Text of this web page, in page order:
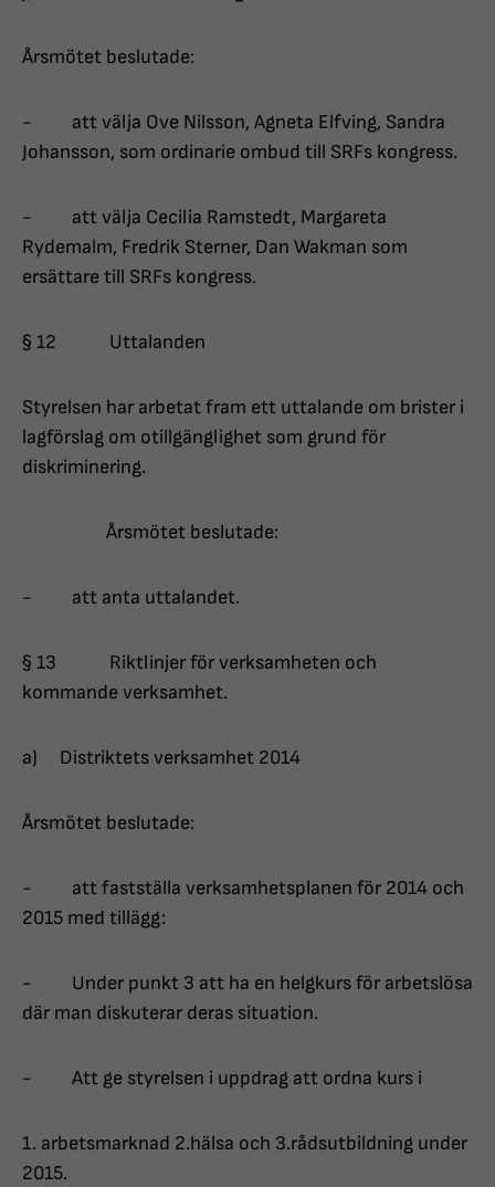
Årsmötet beslutade:
- att välja Ove Nilsson, Agneta Elfving, Sandra
Johansson, som ordinarie ombud till SRFs kongress.
- att välja Cecilia Ramstedt, Margareta
Rydemalm, Fredrik Sterner, Dan Wakman som
ersättare till SRFs kongress.
§ 12 Uttalanden
Styrelsen har arbetat fram ett uttalande om brister i
lagförslag om otillgänglighet som grund för
diskriminering.
Årsmötet beslutade:
- att anta uttalandet.
§ 13 Riktlinjer för verksamheten och
kommande verksamhet.
a) Distriktets verksamhet 2014
Årsmötet beslutade:
- att fastställa verksamhetsplanen för 2014 och
2015 med tillägg:
- Under punkt 3 att ha en helgkurs för arbetslösa
där man diskuterar deras situation.
- Att ge styrelsen i uppdrag att ordna kurs i
1. arbetsmarknad 2.hälsa och 3.rådsutbildning under
2015.